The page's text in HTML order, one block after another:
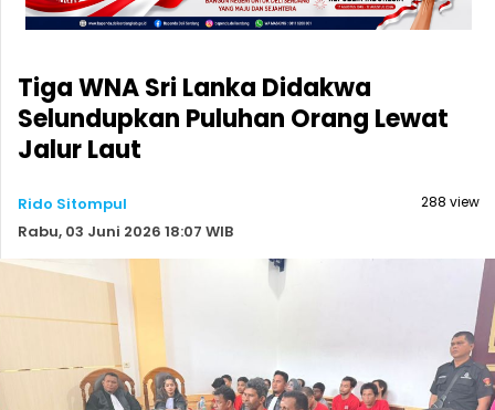
Tiga WNA Sri Lanka Didakwa
Selundupkan Puluhan Orang Lewat
Jalur Laut
Rido Sitompul
Rabu, 03 Juni 2026 18:07 WIB
288 view